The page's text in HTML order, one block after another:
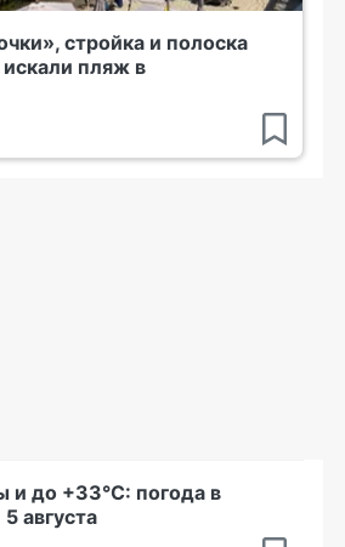
стройка и полоска
пляж в
и до +33°С: погода в
августа